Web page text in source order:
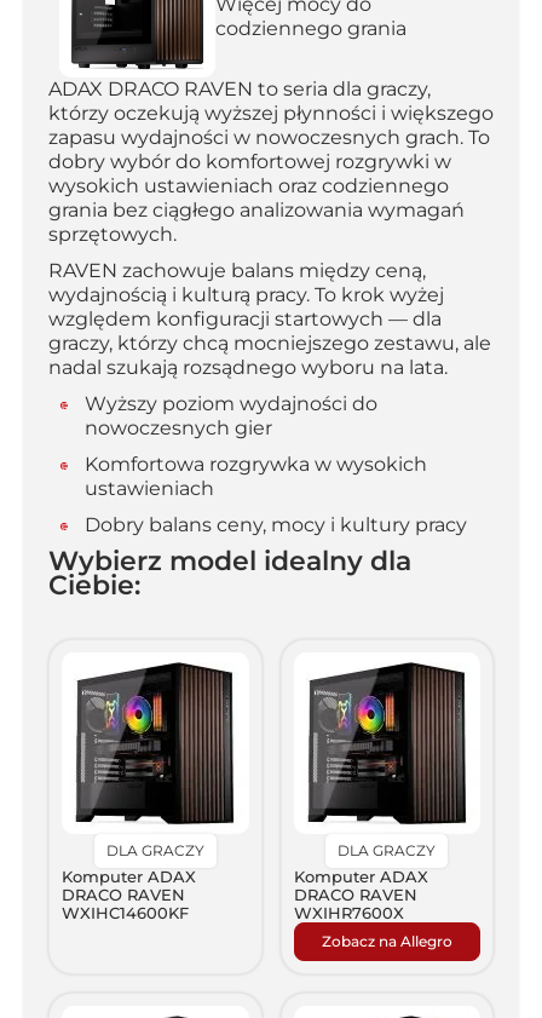
Więcej mocy do
codziennego grania
ADAX DRACO RAVEN to seria dla graczy,
którzy oczekują wyższej płynności i większego
zapasu wydajności w nowoczesnych grach. To
dobry wybór do komfortowej rozgrywki w
wysokich ustawieniach oraz codziennego
grania bez ciągłego analizowania wymagań
sprzętowych.
RAVEN zachowuje balans między ceną,
wydajnością i kulturą pracy. To krok wyżej
względem konfiguracji startowych — dla
graczy, którzy chcą mocniejszego zestawu, ale
nadal szukają rozsądnego wyboru na lata.
Wyższy poziom wydajności do
nowoczesnych gier
Komfortowa rozgrywka w wysokich
ustawieniach
Dobry balans ceny, mocy i kultury pracy
Wybierz model idealny dla
Ciebie:
DLA GRACZY
Komputer ADAX
DRACO RAVEN
WXIHC14600KF
DLA GRACZY
Komputer ADAX
DRACO RAVEN
WXIHR7600X
Zobacz na Allegro